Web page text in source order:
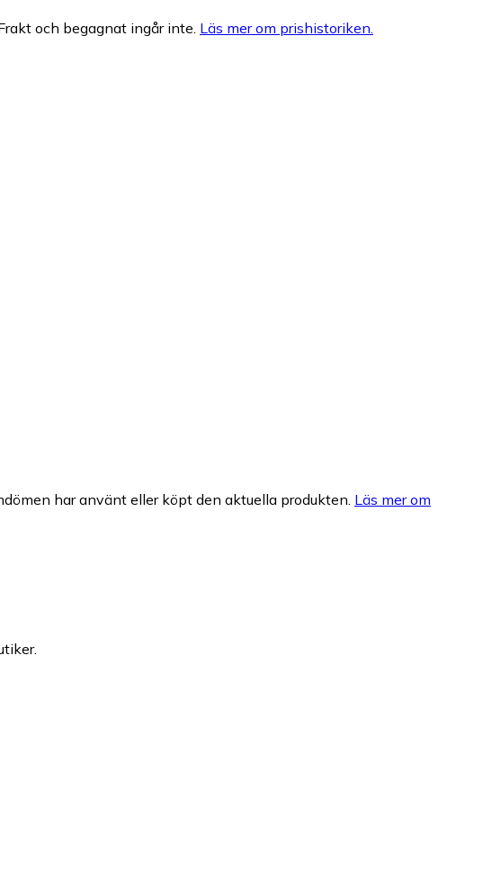
och begagnat ingår inte. Läs mer om prishistoriken.
har använt eller köpt den aktuella produkten. Läs mer om